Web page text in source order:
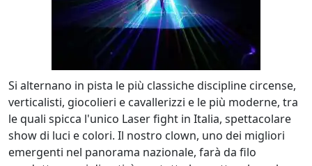
Si alternano in pista le più classiche discipline circense,
verticalisti, giocolieri e cavallerizzi e le più moderne, tra
le quali spicca l'unico Laser fight in Italia, spettacolare
show di luci e colori. Il nostro clown, uno dei migliori
emergenti nel panorama nazionale, farà da filo